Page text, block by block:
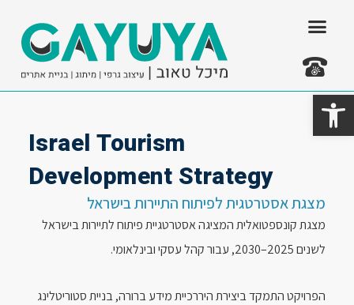
Israel Tourism
Development Strategy
מצגת אסטרטגית לפיתוח התיירות בישראל
מצגת קונספטואלית המציגה אסטרטגיית פיתוח לתיירות בישראל
לשנים 2025–2030, עבור קהל עסקי ובינלאומי.
הפרויקט התמקד ביצירת היררכיית מידע ברורה, בניית סטוריטלינג
פתח סרגל נגישות